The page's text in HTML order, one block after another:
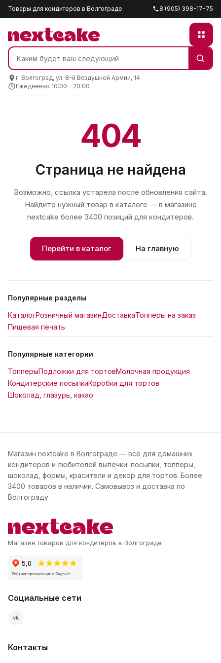
Товары для кондитеров в Волгограде 8 (905) 398-17-75
г. Волгоград, ул. 8-й Воздушной Армии, 14
Ежедневно 10:00 – 20:00
404
Страница не найдена
Возможно, ссылка устарела после обновления сайта.
Найдите нужный товар в каталоге — в магазине
nextcake более 3400 позиций для кондитеров.
Перейти в каталог На главную
Популярные разделы
КаталогРозничный магазинДоставкаТопперы на заказ
Пищевая печать
Популярные категории
ТопперыПодложки для тортовМолочная продукция
Кондитерские посыпкиКоробки для тортов
Шоколад, глазурь, какао
Магазин nextcake в Волгограде — всё для домашних
кондитеров и любителей выпечки: посыпки, топперы,
шоколад, формы, красители и декор для тортов. Более
3400 товаров в наличии. Самовывоз и доставка по
Волгограду.
Магазин товаров для кондитеров в Волгограде
Социальные сети
vk
Контакты